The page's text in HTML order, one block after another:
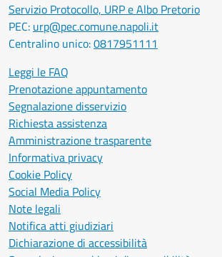
Servizio Protocollo, URP e Albo Pretorio
PEC: urp@pec.comune.napoli.it
Centralino unico:0817951111
Leggi le FAQ
Prenotazione appuntamento
Segnalazione disservizio
Richiesta assistenza
Amministrazione trasparente
Informativa privacy
Cookie Policy
Social Media Policy
Note legali
Notifica atti giudiziari
Dichiarazione di accessibilità